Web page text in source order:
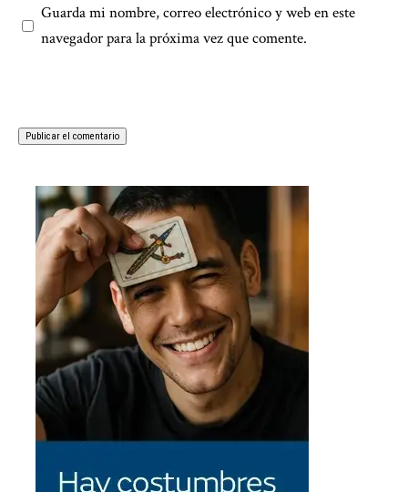
Guarda mi nombre, correo electrónico y web en este
navegador para la próxima vez que comente.